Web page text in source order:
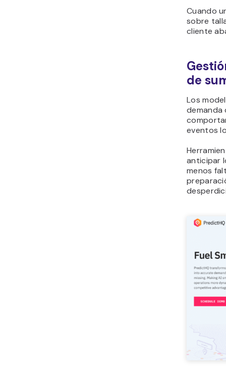
Cuando
sobre
cliente
de
Los
demanda
eventos
anticipar
menos